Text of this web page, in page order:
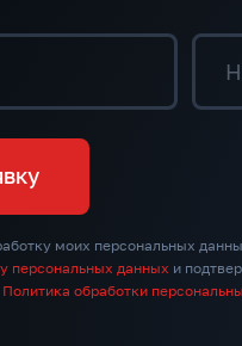
моих персональных
персональных данных и
Политика обработки